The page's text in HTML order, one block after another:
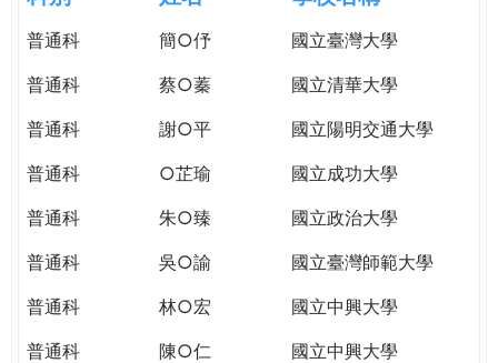
格。r
e
普通科 簡○伃
國立臺灣大學
普通科
蔡○蓁
國立清華大學
普通科
謝○平
國立陽明交通大學
普通科
○芷瑜
國立成功大學
普通科
朱○臻
國立政治大學
普通科
吳○諭
國立臺灣師範大學
普通科
林○宏
國立中興大學
普通科
陳○仁
國立中興大學